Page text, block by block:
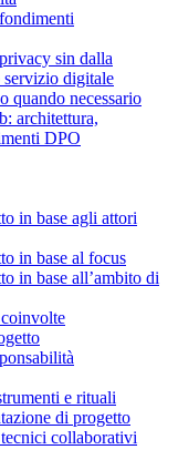
sin dalla
servizio digitale
quando necessario
architettura,
DPO
in base agli attori
in base al focus
in base all’ambito di
e rituali
di progetto
collaborativi